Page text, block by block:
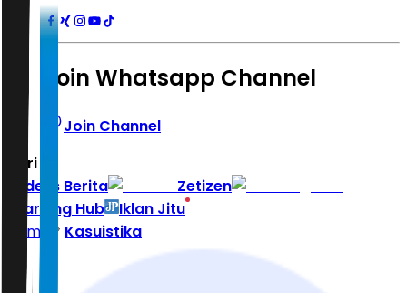
Join Whatsapp Channel
Join Channel
Hari ini
Indeks Berita
Zetizen
Learning Hub
Iklan Jitu
Home
Kasuistika